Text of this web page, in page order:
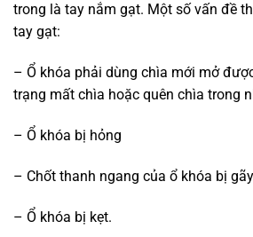
trong là tay nắm gạt. Một số vấn đề
tay gạt:
– Ổ khóa phải dùng chìa mới mở
trạng mất chìa hoặc quên chìa trong
– Ổ khóa bị hỏng
– Chốt thanh ngang của ổ khóa bị
– Ổ khóa bị kẹt.